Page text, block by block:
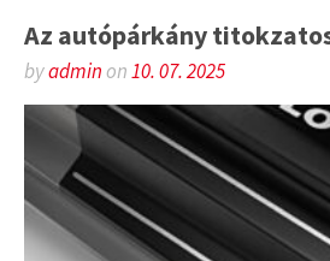
Az autópárkány
byadminon10. 07. 2025